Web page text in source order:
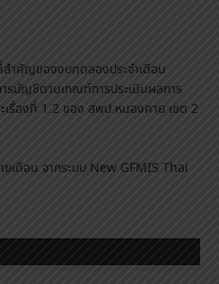
สำคัญของงบทดลองประจำเดือน
รบัญชีตามเกณฑ์การประเมินผลการ
รื่องที่ 1.2 ของ สพป.หนองคาย เขต 2
เดือน จากระบบ New GFMIS Thai